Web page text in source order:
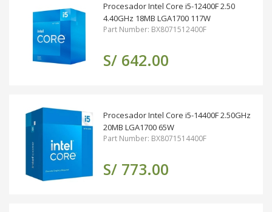
Procesador Intel Core i5-12400F 2.50
4.40GHz 18MB LGA1700 117W
Part Number: BX8071512400F
S/ 642.00
Procesador Intel Core i5-14400F 2.50GHz
20MB LGA1700 65W
Part Number: BX8071514400F
S/ 773.00